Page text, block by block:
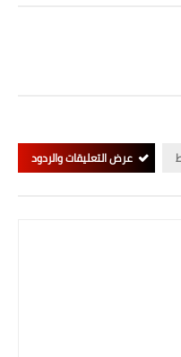
عرض التعليقات والردود